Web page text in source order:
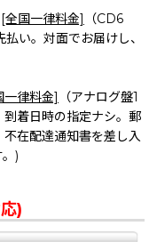
[全国一律料金]
（CD6
い。対面でお届けし、
一律料金]
（アナログ盤1
着日時の指定ナシ。郵
在配達通知書を差し入
)
)